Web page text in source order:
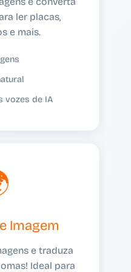
ler placas,
e mais.
vozes de IA
Imagem
e traduza
Ideal para